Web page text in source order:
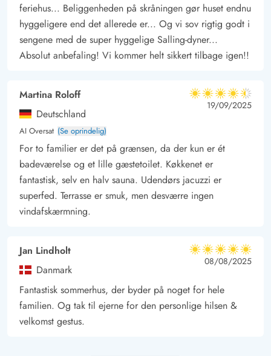
feriehus... Beliggenheden på skråningen gør huset endnu
hyggeligere end det allerede er... Og vi sov rigtig godt i
sengene med de super hyggelige Salling-dyner...
Absolut anbefaling! Vi kommer helt sikkert tilbage igen!!
Martina Roloff
Deutschland
AI Oversat (Se oprindelig)
4.5 ud af 5
4.5 ud af 5
4.5 out of 5
19/09/2025
For to familier er det på grænsen, da der kun er ét
badeværelse og et lille gæstetoilet. Køkkenet er
fantastisk, selv en halv sauna. Udendørs jacuzzi er
superfed. Terrasse er smuk, men desværre ingen
vindafskærmning.
Jan Lindholt
Danmark
5 ud af 5
5 ud af 5
5 out of 5
08/08/2025
Fantastisk sommerhus, der byder på noget for hele
familien. Og tak til ejerne for den personlige hilsen &
velkomst gestus.